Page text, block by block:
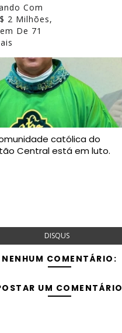
Com
2 Milhões,
De 71
católica do
Central está em luto.
DISQUS
NENHUM COMENTÁRIO:
UM COMENTÁRIO